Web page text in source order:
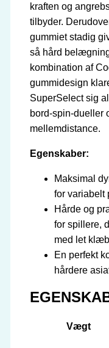
kraften og
tilbyder.
gummiet stadig
så hård
kombination af
gummidesign
SuperSelect sig
bord-spin-dueller
mellemdistance.
Egenskaber:
Maksimal
for variabelt
Hårde og
for spillere,
med let
En perfekt
hårdere
Vægt